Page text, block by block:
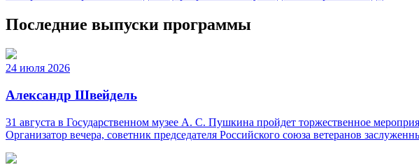
Последние выпуски программы
24 июля 2026
Александр Швейдель
31 августа в Государственном музее А. С. Пушкина пройдет торжественное
Организатор вечера, советник председателя Российского союза ветеранов